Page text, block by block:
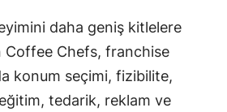
daha geniş kitlelere
Coffee Chefs, franchise
konum seçimi, fizibilite,
tedarik, reklam ve